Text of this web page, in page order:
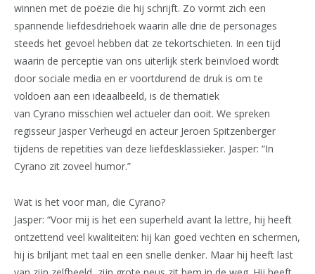
winnen met de poëzie die hij schrijft. Zo vormt zich een
spannende liefdesdriehoek waarin alle drie de personages
steeds het gevoel hebben dat ze tekortschieten. In een tijd
waarin de perceptie van ons uiterlijk sterk beïnvloed wordt
door sociale media en er voortdurend de druk is om te
voldoen aan een ideaalbeeld, is de thematiek
van Cyrano misschien wel actueler dan ooit. We spreken
regisseur Jasper Verheugd en acteur Jeroen Spitzenberger
tijdens de repetities van deze liefdesklassieker. Jasper: “In
Cyrano zit zoveel humor.”
Wat is het voor man, die Cyrano?
Jasper: “Voor mij is het een superheld avant la lettre, hij heeft
ontzettend veel kwaliteiten: hij kan goed vechten en schermen,
hij is briljant met taal en een snelle denker. Maar hij heeft last